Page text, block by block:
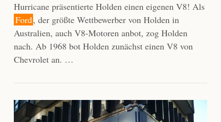
Hurricane präsentierte Holden einen eigenen V8! Als
Ford, der größte Wettbewerber von Holden in
Australien, auch V8-Motoren anbot, zog Holden
nach. Ab 1968 bot Holden zunächst einen V8 von
Chevrolet an. …